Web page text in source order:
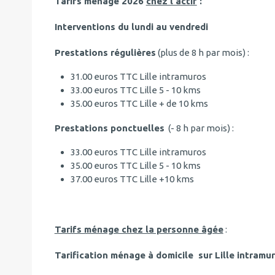
Interventions du lundi au vendredi
Prestations régulières (plus de 8 h par mois) :
31.00 euros TTC Lille intramuros
33.00 euros TTC Lille 5 - 10 kms
35.00 euros TTC Lille + de 10 kms
Prestations ponctuelles (- 8 h par mois) :
33.00 euros TTC Lille intramuros
35.00 euros TTC Lille 5 - 10 kms
37.00 euros TTC Lille +10 kms
Tarifs ménage chez la personne âgée:
Tarification ménage à domicile sur Lille